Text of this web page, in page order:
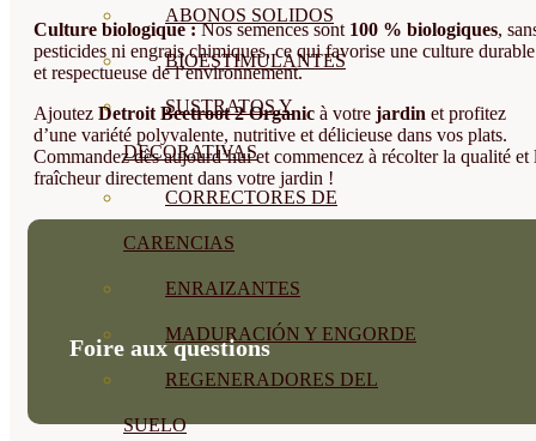
ABONOS SOLIDOS
BIOESTIMULANTES
SUSTRATOS Y
DECORATIVAS
CORRECTORES DE
CARENCIAS
ENRAIZANTES
MADURACIÓN Y ENGORDE
REGENERADORES DEL
SUELO
Culture biologique :Nos semences sont 100 % biologiques,
pesticides ni engrais chimiques, ce qui favorise une culture durable
et respectueuse de l’environnement.
Ajoutez Detroit Beetroot 2 Organic à votre jardin et profitez
d’une variété polyvalente, nutritive et délicieuse dans vos plats.
Commandez dès aujourd’hui et commencez à récolter la qualité et
fraîcheur directement dans votre jardin !
Foire aux questions